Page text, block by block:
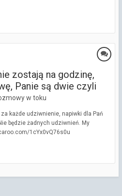
zostają na godzinę,
Panie są dwie czyli
w toku
każde udziwnienie, napiwki dla Pań
będzie żadnych udziwnień. My
1cYx0vQ76s0u